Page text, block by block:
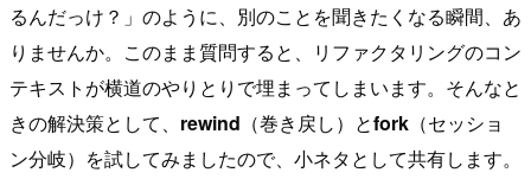
るんだっけ？」のように、別のことを聞きたくなる瞬間、あ
りませんか。このまま質問すると、リファクタリングのコン
テキストが横道のやりとりで埋まってしまいます。そんなと
きの解決策として、 rewind （巻き戻し）とfork （セッショ
ン分岐）を試してみましたので、小ネタとして共有します。